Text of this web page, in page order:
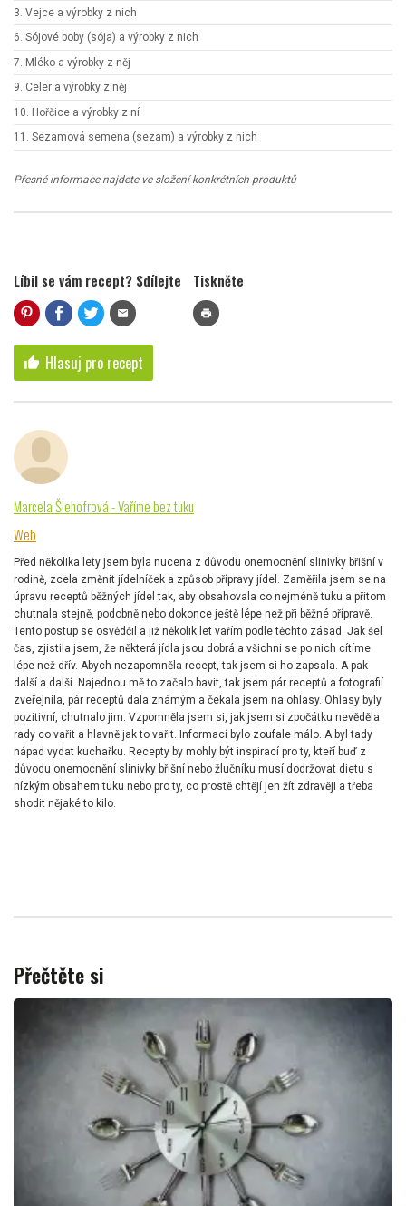
3. Vejce a výrobky z nich
6. Sójové boby (sója) a výrobky z nich
7. Mléko a výrobky z něj
9. Celer a výrobky z něj
10. Hořčice a výrobky z ní
11. Sezamová semena (sezam) a výrobky z nich
Přesné informace najdete ve složení konkrétních produktů
Líbil se vám recept? Sdílejte
mail
Tiskněte
print
thumb_up Hlasuj pro recept
Marcela Šlehofrová - Vaříme bez tuku
Web
Před několika lety jsem byla nucena z důvodu onemocnění slinivky břišní v
rodině, zcela změnit jídelníček a způsob přípravy jídel. Zaměřila jsem se na
úpravu receptů běžných jídel tak, aby obsahovala co nejméně tuku a přitom
chutnala stejně, podobně nebo dokonce ještě lépe než při běžné přípravě.
Tento postup se osvědčil a již několik let vařím podle těchto zásad. Jak šel
čas, zjistila jsem, že některá jídla jsou dobrá a všichni se po nich cítíme
lépe než dřív. Abych nezapomněla recept, tak jsem si ho zapsala. A pak
další a další. Najednou mě to začalo bavit, tak jsem pár receptů a fotografií
zveřejnila, pár receptů dala známým a čekala jsem na ohlasy. Ohlasy byly
pozitivní, chutnalo jim. Vzpomněla jsem si, jak jsem si zpočátku nevěděla
rady co vařit a hlavně jak to vařit. Informací bylo zoufale málo. A byl tady
nápad vydat kuchařku. Recepty by mohly být inspirací pro ty, kteří buď z
důvodu onemocnění slinivky břišní nebo žlučníku musí dodržovat dietu s
nízkým obsahem tuku nebo pro ty, co prostě chtějí jen žít zdravěji a třeba
shodit nějaké to kilo.
Přečtěte si